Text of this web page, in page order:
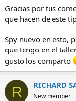
Gracias por tus
que hacen de este
Spy nuevo en esto,
que tengo en el
gusto los comparto
R RICHARD
New member